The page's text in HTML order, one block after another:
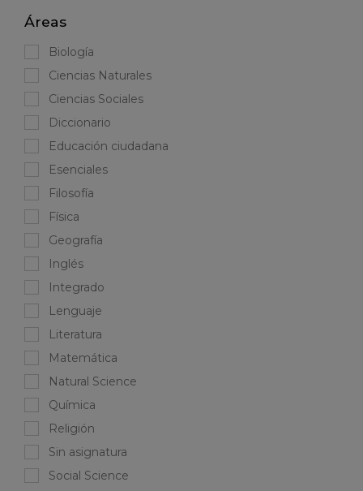
Áreas
Biología
Ciencias Naturales
Ciencias Sociales
Diccionario
Educación ciudadana
Esenciales
Filosofía
Física
Geografía
Inglés
Integrado
Lenguaje
Literatura
Matemática
Natural Science
Química
Religión
Sin asignatura
Social Science